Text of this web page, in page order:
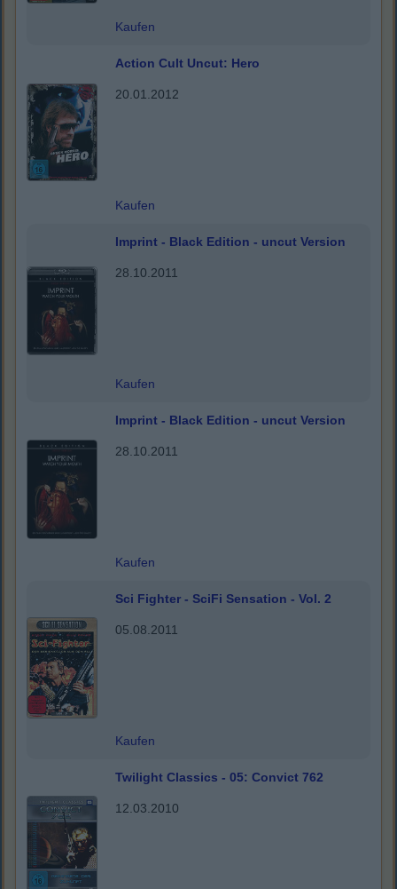
Kaufen
Action Cult Uncut: Hero
20.01.2012
Kaufen
Imprint - Black Edition - uncut Version
28.10.2011
Kaufen
Imprint - Black Edition - uncut Version
28.10.2011
Kaufen
Sci Fighter - SciFi Sensation - Vol. 2
05.08.2011
Kaufen
Twilight Classics - 05: Convict 762
12.03.2010